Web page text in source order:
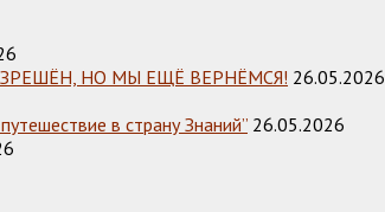
НО МЫ ЕЩЁ ВЕРНЁМСЯ! 26.05.2026
в страну Знаний” 26.05.2026